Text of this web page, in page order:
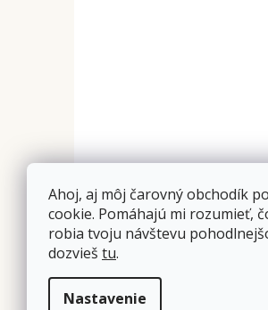
Ahoj, aj môj čarovný obchodík
cookie. Pomáhajú mi rozumieť,
robia tvoju návštevu
dozvieš tu.
Nastavenie